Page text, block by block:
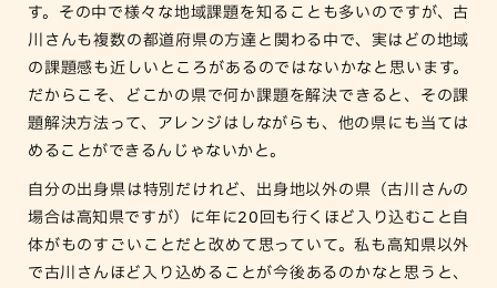
す。その中で様々な地域課題を知ることも多いのですが、古
川さんも複数の都道府県の方達と関わる中で、実はどの地域
の課題感も近しいところがあるのではないかなと思います。
だからこそ、どこかの県で何か課題を解決できると、その課
題解決方法って、アレンジはしながらも、他の県にも当ては
めることができるんじゃないかと。
自分の出身県は特別だけれど、出身地以外の県（古川さんの
場合は高知県ですが）に年に20回も行くほど入り込むこと自
体がものすごいことだと改めて思っていて。私も高知県以外
で古川さんほど入り込めることが今後あるのかなと思うと、